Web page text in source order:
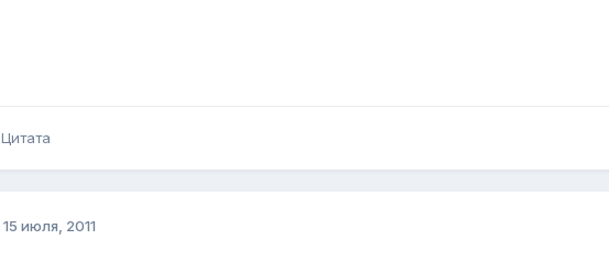
Цитата
15 июля, 2011